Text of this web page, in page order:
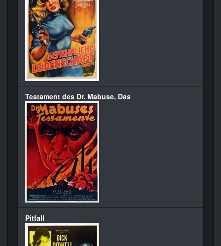
Testament des Dr. Mabuse, Das
Pitfall